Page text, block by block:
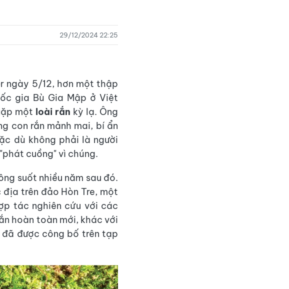
29/12/2024 22:25
ngày 5/12, hơn một thập
gia Bù Gia Mập ở Việt
một loài rắn kỳ lạ. Ông
con rắn mảnh mai, bí ẩn
dù không phải là người
cuồng" vì chúng.
suốt nhiều năm sau đó.
trên đảo Hòn Tre, một
tác nghiên cứu với các
hoàn toàn mới, khác với
được công bố trên tạp